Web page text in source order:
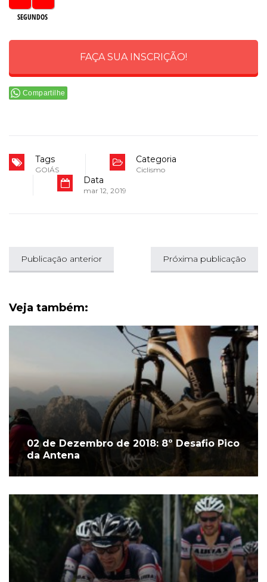
SEGUNDOS
FAÇA SUA INSCRIÇÃO!
Compartilhe
Tags
GOIÁS
Categoria
Ciclismo
Data
mar 12, 2019
Publicação anterior Próxima publicação
Veja também:
02 de Dezembro de 2018: 8º Desafio Pico
da Antena